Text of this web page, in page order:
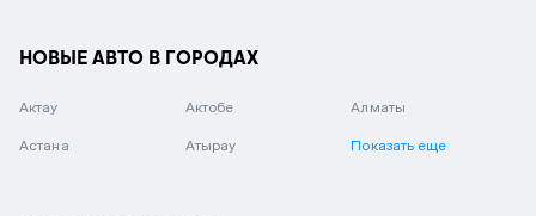
НОВЫЕ АВТО В ГОРОДАХ
Актау Актобе Алматы
Астана Атырау Показать еще